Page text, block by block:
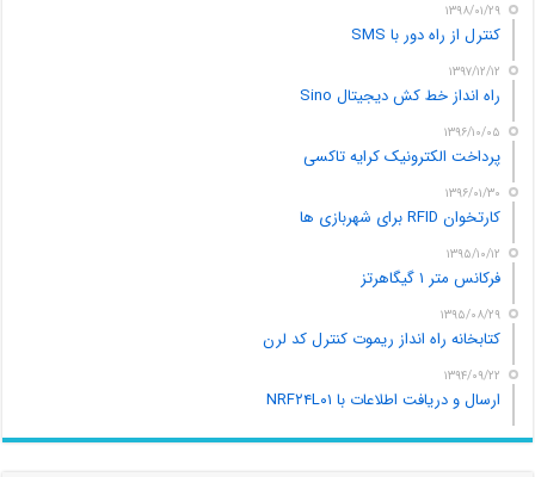
۱۳۹۸/۰۱/۲۹
کنترل از راه دور با SMS
۱۳۹۷/۱۲/۱۲
راه انداز خط کش دیجیتال Sino
۱۳۹۶/۱۰/۰۵
پرداخت الکترونیک کرایه تاکسی
۱۳۹۶/۰۱/۳۰
کارتخوان RFID برای شهربازی ها
۱۳۹۵/۱۰/۱۲
فرکانس متر ۱ گیگاهرتز
۱۳۹۵/۰۸/۲۹
کتابخانه راه انداز ریموت کنترل کد لرن
۱۳۹۴/۰۹/۲۲
ارسال و دریافت اطلاعات با NRF۲۴L۰۱